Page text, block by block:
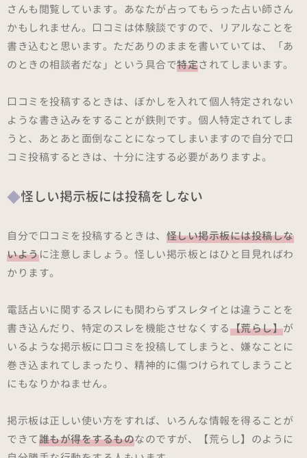
さんも閲覧しています。あなたが占ってもらった占い師さん
かもしれません。口コミは体験談ですので、リアルなことを
書き込むと思います。ただありのままを書いていては、「あ
のときの相談者だな」という具合で特定されてしまいます。
口コミを投稿するときは、ぼかしを入れて個人特定されない
ような書き込みをすることが鉄則です。個人特定されてしま
うと、あとあと面倒なことになってしまいますので自分で口
コミ投稿するときは、十分に注する必要がありますよ。
怪しい掲示板には投稿をしない
自分で口コミを投稿するときは、 怪しい掲示板には投稿しな
いように注意しましょう。怪しい掲示板とはひと目見ればわ
かります。
電話占いに関するスレにも関わらずスレタイとは違うことを
書き込んだり、特定のスレを機能させなくする【荒らし】が
いるような掲示板に口コミを投稿してしまうと、嫌なことに
巻き込まれてしまったり、精神的に傷つけられてしまうこと
にもなりかねません。
掲示板は正しい使い方をすれば、いろんな情報を得ることが
できて誰もが得をするものなのですが、【荒らし】のように